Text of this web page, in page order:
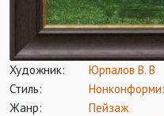
Художник:
Юрпалов В. В
Стиль:
Жанр:
Пейзаж